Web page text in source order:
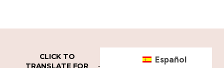
CLICK TO
TRANSLATE FOR
Español